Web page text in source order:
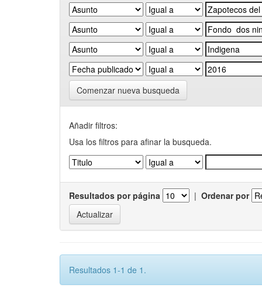
Comenzar nueva busqueda
Añadir filtros:
Usa los filtros para afinar la busqueda.
Resultados por página | Ordenar por
Resultados 1-1 de 1.